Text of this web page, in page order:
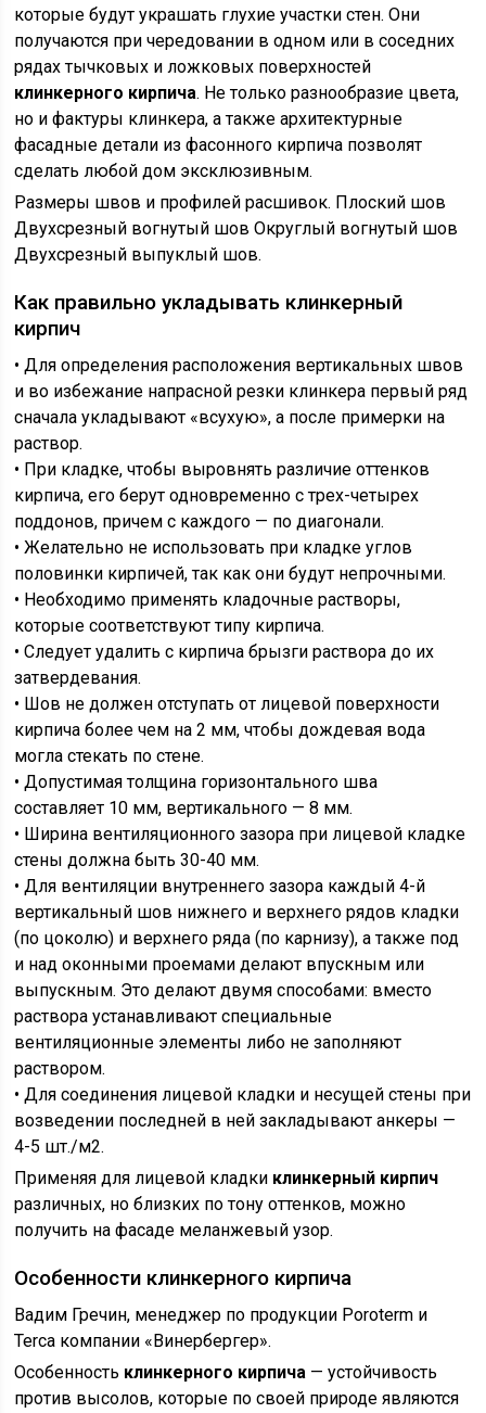
которые будут украшать глухие участки стен. Они
получаются при чередовании в одном или в соседних
рядах тычковых и ложковых поверхностей
клинкерного кирпича. Не только разнообразие цвета,
но и фактуры клинкера, а также архитектурные
фасадные детали из фасонного кирпича позволят
сделать любой дом эксклюзивным.
Размеры швов и профилей расшивок. Плоский шов
Двухсрезный вогнутый шов Округлый вогнутый шов
Двухсрезный выпуклый шов.
Как правильно укладывать клинкерный
кирпич
• Для определения расположения вертикальных швов
и во избежание напрасной резки клинкера первый ряд
сначала укладывают «всухую», а после примерки на
раствор.
• При кладке, чтобы выровнять различие оттенков
кирпича, его берут одновременно с трех-четырех
поддонов, причем с каждого — по диагонали.
• Желательно не использовать при кладке углов
половинки кирпичей, так как они будут непрочными.
• Необходимо применять кладочные растворы,
которые соответствуют типу кирпича.
• Следует удалить с кирпича брызги раствора до их
затвердевания.
• Шов не должен отступать от лицевой поверхности
кирпича более чем на 2 мм, чтобы дождевая вода
могла стекать по стене.
• Допустимая толщина горизонтального шва
составляет 10 мм, вертикального — 8 мм.
• Ширина вентиляционного зазора при лицевой кладке
стены должна быть 30-40 мм.
• Для вентиляции внутреннего зазора каждый 4-й
вертикальный шов нижнего и верхнего рядов кладки
(по цоколю) и верхнего ряда (по карнизу), а также под
и над оконными проемами делают впускным или
выпускным. Это делают двумя способами: вместо
раствора устанавливают специальные
вентиляционные элементы либо не заполняют
раствором.
• Для соединения лицевой кладки и несущей стены при
возведении последней в ней закладывают анкеры —
4-5 шт./м2.
Применяя для лицевой кладки клинкерный кирпич
различных, но близких по тону оттенков, можно
получить на фасаде меланжевый узор.
Особенности клинкерного кирпича
Вадим Гречин, менеджер по продукции Poroterm и
Terca компании «Винербергер».
Особенность клинкерного кирпича — устойчивость
против высолов, которые по своей природе являются